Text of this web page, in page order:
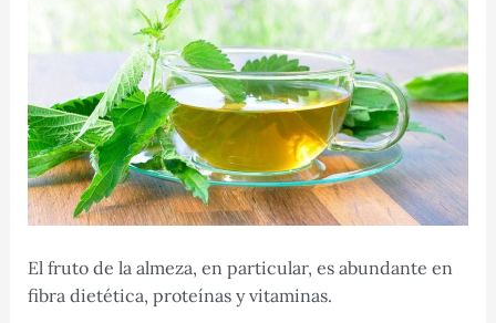
El fruto de la almeza, en particular, es abundante en
fibra dietética, proteínas y vitaminas.